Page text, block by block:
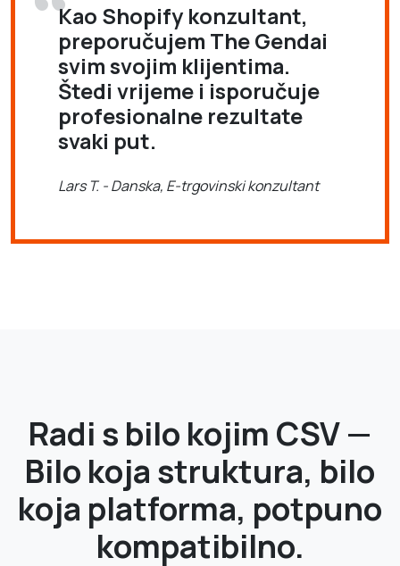
Kao Shopify konzultant,
preporučujem The Gendai
svim svojim klijentima.
Štedi vrijeme i isporučuje
profesionalne rezultate
svaki put.
Lars T. - Danska, E-trgovinski konzultant
Radi s bilo kojim CSV —
Bilo koja struktura, bilo
koja platforma, potpuno
kompatibilno.